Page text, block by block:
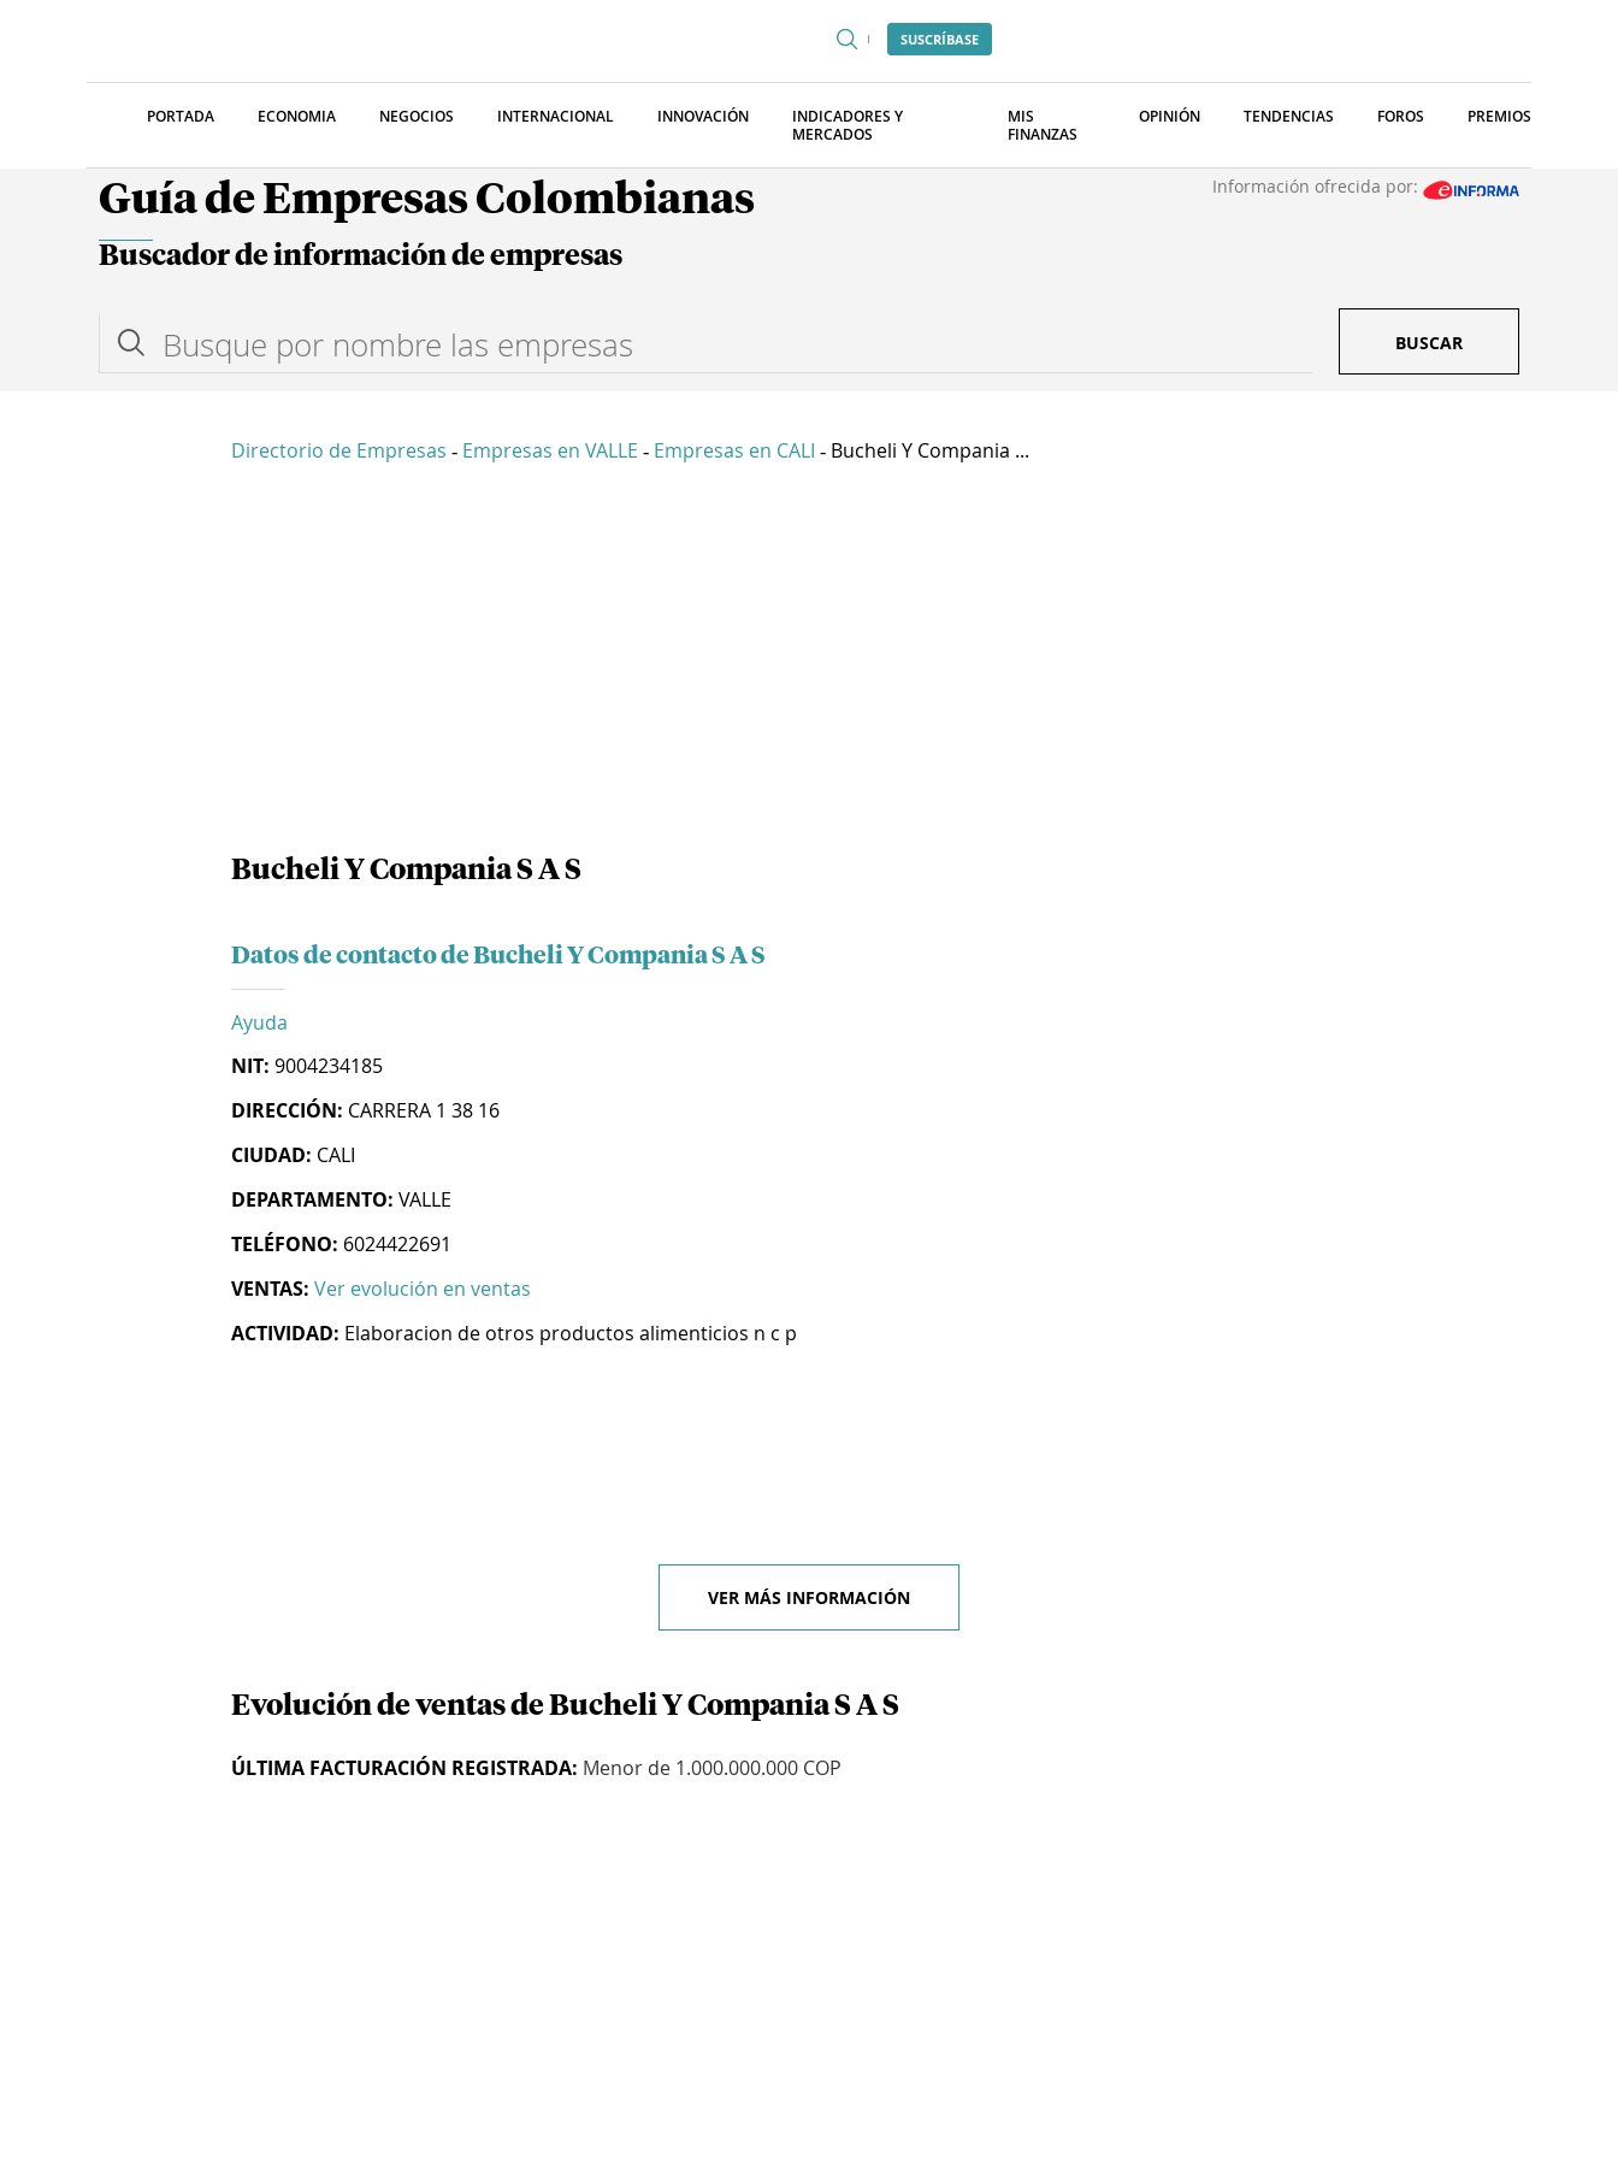
SUSCRÍBASE
PORTADA ECONOMIA NEGOCIOS INTERNACIONAL INNOVACIÓN
INDICADORES Y
MERCADOS
MIS
FINANZAS
OPINIÓN TENDENCIAS FOROS PREMIOS
Guía de Empresas Colombianas Información ofrecida por:
Buscador de información de empresas
BUSCAR
Directorio de Empresas - Empresas en VALLE - Empresas en CALI - Bucheli Y Compania ...
Bucheli Y Compania S A S
Datos de contacto de Bucheli Y Compania S A S
Ayuda
NIT: 9004234185
DIRECCIÓN: CARRERA 1 38 16
CIUDAD: CALI
DEPARTAMENTO: VALLE
TELÉFONO: 6024422691
VENTAS: Ver evolución en ventas
ACTIVIDAD: Elaboracion de otros productos alimenticios n c p
VER MÁS INFORMACIÓN
Evolución de ventas de Bucheli Y Compania S A S
ÚLTIMA FACTURACIÓN REGISTRADA: Menor de 1.000.000.000 COP